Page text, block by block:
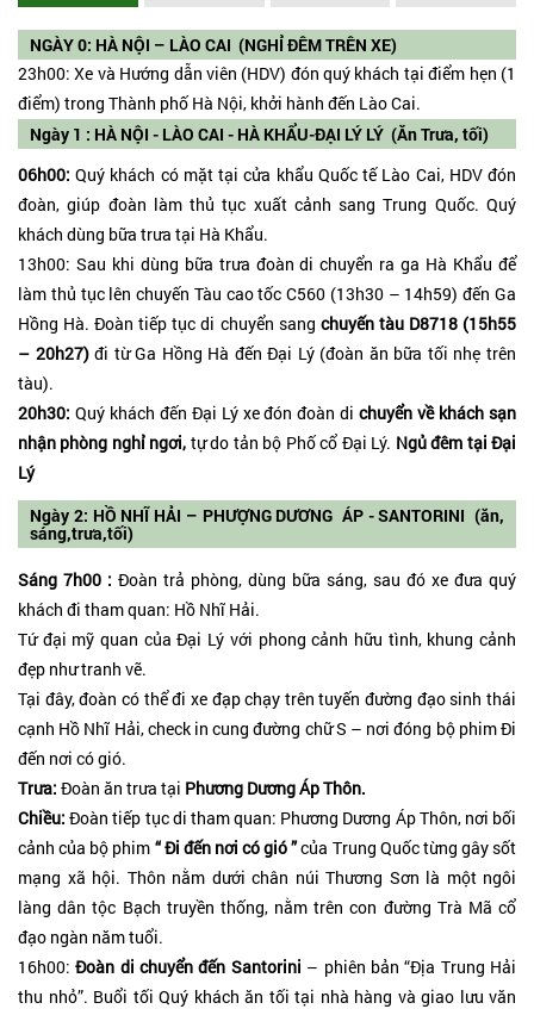
NGÀY 0: HÀ NỘI – LÀO CAI (NGHỈ ĐÊM TRÊN XE)
23h00: Xe và Hướng dẫn viên (HDV) đón quý khách tại điểm hẹn (1
điểm) trong Thành phố Hà Nội, khởi hành đến Lào Cai.
Ngày 1 : HÀ NỘI - LÀO CAI - HÀ KHẨU-ĐẠI LÝ LÝ (Ăn Trưa, tối)
06h00:Quý khách có mặt tại cửa khẩu Quốc tế Lào Cai, HDV đón
đoàn, giúp đoàn làm thủ tục xuất cảnh sang Trung Quốc. Quý
khách dùng bữa trưa tại Hà Khẩu.
13h00: Sau khi dùng bữa trưa đoàn di chuyển ra ga Hà Khẩu để
làm thủ tục lên chuyến Tàu cao tốc C560 (13h30 – 14h59) đến Ga
Hồng Hà. Đoàn tiếp tục di chuyển sang chuyến tàu D8718 (15h55
– 20h27)đi từ Ga Hồng Hà đến Đại Lý (đoàn ăn bữa tối nhẹ trên
tàu).
20h30: Quý khách đến Đại Lý xe đón đoàn dichuyển về khách sạn
nhận phòng nghỉ ngơi, tự do tản bộ Phố cổ Đại Lý. Ngủ đêm tại Đại
Lý
Ngày 2: HỒ NHĨ HẢI – PHƯỢNG DƯƠNG ÁP - SANTORINI (ăn,
sáng,trưa,tối)
Sáng 7h00 : Đoàn trả phòng, dùng bữa sáng, sau đó xe đưa quý
khách đi tham quan: Hồ Nhĩ Hải.
Tứ đại mỹ quan của Đại Lý với phong cảnh hữu tình, khung cảnh
đẹp như tranh vẽ.
Tại đây, đoàn có thể đi xe đạp chạy trên tuyến đường đạo sinh thái
cạnh Hồ Nhĩ Hải, check in cung đường chữ S – nơi đóng bộ phim Đi
đến nơi có gió.
Trưa: Đoàn ăn trưa tại Phương Dương Áp Thôn.
Chiều:Đoàn tiếp tục di tham quan: Phương Dương Áp Thôn, nơi bối
cảnh của bộ phim “ Đi đến nơi có gió ”của Trung Quốc từng gây sốt
mạng xã hội. Thôn nằm dưới chân núi Thương Sơn là một ngôi
làng dân tộc Bạch truyền thống, nằm trên con đường Trà Mã cổ
đạo ngàn năm tuổi.
16h00: Đoàn di chuyển đến Santorini – phiên bản “Địa Trung Hải
thu nhỏ”. Buổi tối Quý khách ăn tối tại nhà hàng và giao lưu văn